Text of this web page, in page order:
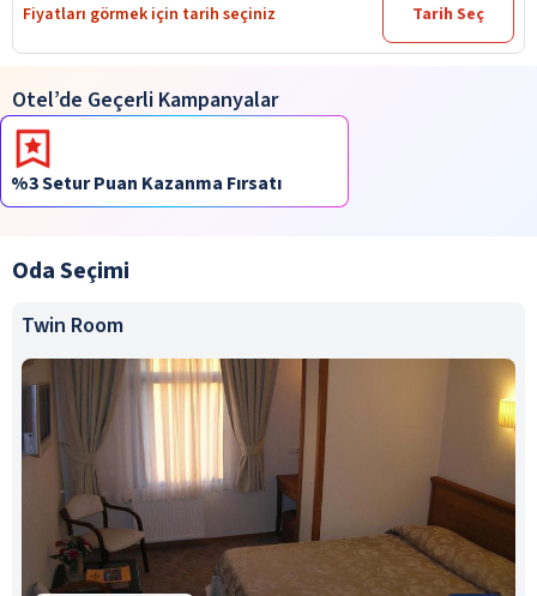
Fiyatları görmek için tarih seçiniz Tarih Seç
Otel’de Geçerli Kampanyalar
%3 Setur Puan Kazanma Fırsatı
Oda Seçimi
Twin Room